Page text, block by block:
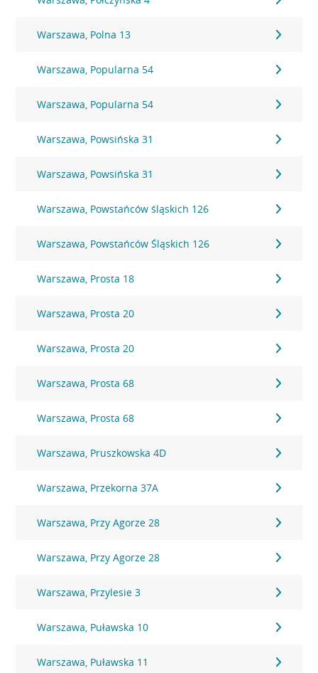
Warszawa, Polna 13
Warszawa, Popularna 54
Warszawa, Popularna 54
Warszawa, Powsińska 31
Warszawa, Powsińska 31
Warszawa, Powstańców śląskich 126
Warszawa, Powstańców Śląskich 126
Warszawa, Prosta 18
Warszawa, Prosta 20
Warszawa, Prosta 20
Warszawa, Prosta 68
Warszawa, Prosta 68
Warszawa, Pruszkowska 4D
Warszawa, Przekorna 37A
Warszawa, Przy Agorze 28
Warszawa, Przy Agorze 28
Warszawa, Przylesie 3
Warszawa, Puławska 10
Warszawa, Puławska 11